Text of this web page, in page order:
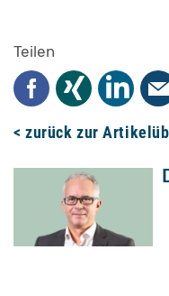
Teilen
Facebook
Xing LinkedIn
< zurück zur